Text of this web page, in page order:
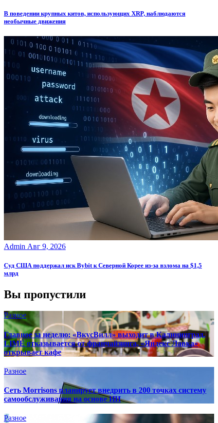
В поведении крупных китов, использующих XRP, наблюдаются
необычные движения
Admin Авг 9, 2026
Суд США поддержал иск Bybit к Северной Корее из-за взлома на $1,5
млрд
Вы пропустили
Разное
Главное за неделю: «ВкусВилл» выходит в Калининград,
LIMÉ отказывается от франчайзинга, «Яндекс Лавка»
открывает кафе
Разное
Сеть Morrisons планирует внедрить в 200 точках систему
самообслуживания на основе ИИ
Разное